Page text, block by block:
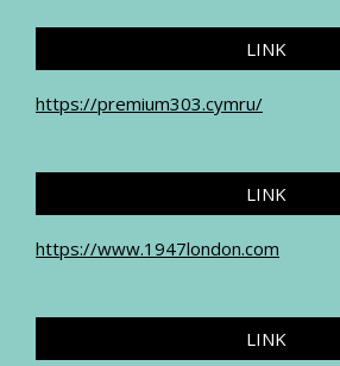
LINK
https://premium303.cymru/
LINK
https://www.1947london.com
LINK